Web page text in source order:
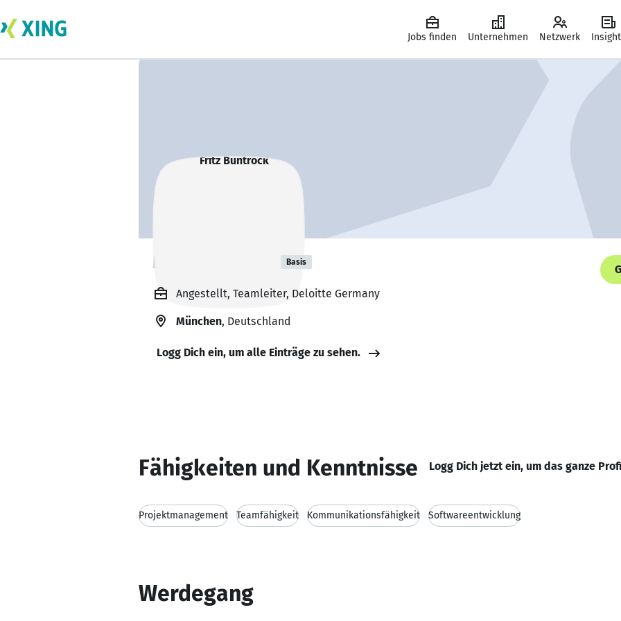
Jobs finden Unternehmen Netzwerk
Fritz Buntrock Basis
Angestellt, Teamleiter, Deloitte Germany
München, Deutschland
Logg Dich ein, um alle Einträge zu sehen.
Fähigkeiten und Kenntnisse Logg Dich jetzt ein, um das ganze
Projektmanagement Teamfähigkeit Kommunikationsfähigkeit Softwareentwicklung
Werdegang